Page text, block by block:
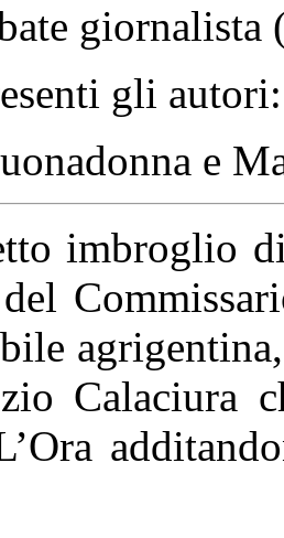
giornalista
gli autori:
e
imbroglio
Calaciura